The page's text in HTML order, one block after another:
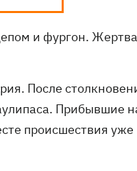
и фургон.
После
Прибывшие
происшествия уже